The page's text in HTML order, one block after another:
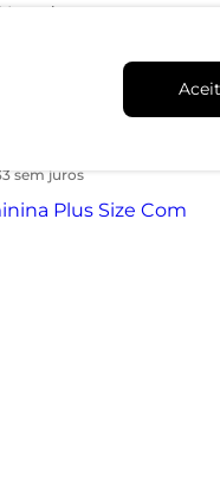
sem juros
Em Sarja Com Elastano
sem juros